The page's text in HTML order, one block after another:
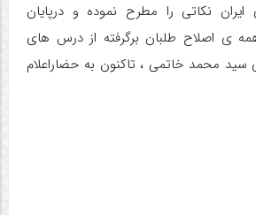
نکاتی را مطرح نموده و درپایان
ی اصلاح طلبان برگرفته از درس های
محمد خاتمی ، تاکنون به حضاراعلام